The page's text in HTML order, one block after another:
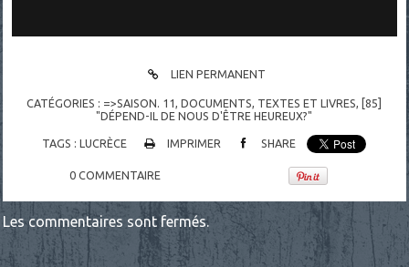
LIEN PERMANENT
CATÉGORIES : =>SAISON. 11,DOCUMENTS, TEXTES ET LIVRES, [85]
"DÉPEND-IL DE NOUS D'ÊTRE HEUREUX?"
TAGS :LUCRÈCE IMPRIMER SHARE
0 COMMENTAIRE
Les commentaires sont fermés.